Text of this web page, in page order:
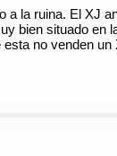
la ruina. El XJ
bien situado en
no venden un